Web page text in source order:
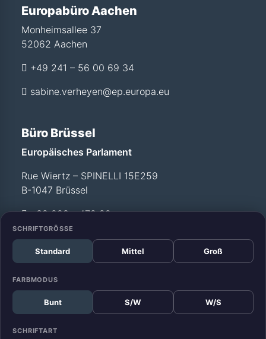
SCHRIFTGRÖSSE
Standard Mittel Groß
FARBMODUS
Bunt S/W W/S
SCHRIFTART
Europabüro Aachen
Monheimsallee 37
52062 Aachen
+49 241 – 56 00 69 34
sabine.verheyen@ep.europa.eu
Büro Brüssel
Europäisches Parlament
Rue Wiertz – SPINELLI 15E259
B-1047 Brüssel
+32 228 - 472 99
Büro Straßburg
Europäisches Parlament
Allée du Printemps –
WEISS T12 029
F-67070 Straßburg